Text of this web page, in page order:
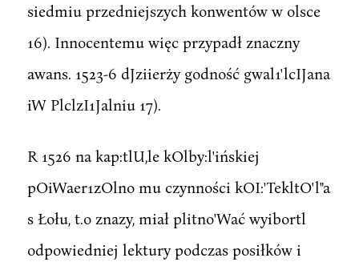
siedmiu przedniejszych konwentów w olsce
16). Innocentemu więc przypadł znaczny
awans. 1523-6 dJziierży godność gwal1'lcIJana
iW PlclzI1Jalniu 17).
R 1526 na kap:tlU,le kOlby:l'ińskiej
pOiWaer1zOlno mu czynności kOI:'TekltO'l"a
s Łołu, t.o znazy, miał plitno'Wać wyibortl
odpowiedniej lektury podczas posiłków i